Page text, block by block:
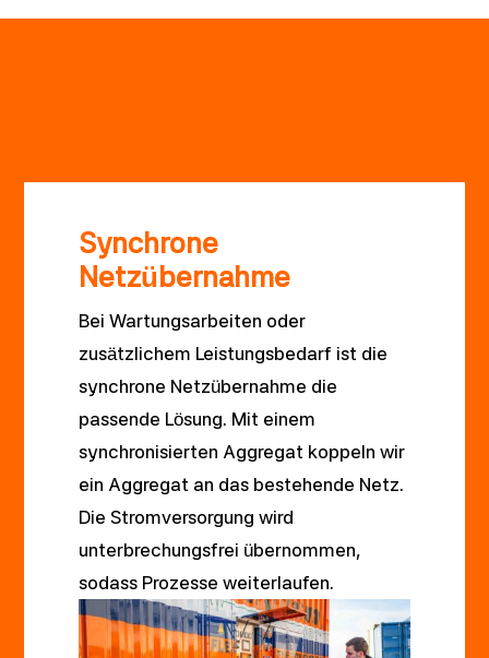
Synchrone
Netzübernahme
Bei Wartungsarbeiten oder
zusätzlichem Leistungsbedarf ist die
synchrone Netzübernahme die
passende Lösung. Mit einem
synchronisierten Aggregat koppeln wir
ein Aggregat an das bestehende Netz.
Die Stromversorgung wird
unterbrechungsfrei übernommen,
sodass Prozesse weiterlaufen.